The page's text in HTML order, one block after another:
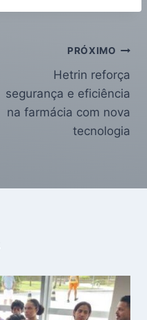
PRÓXIMO
Hetrin reforça
segurança e eficiência
na farmácia com nova
tecnologia